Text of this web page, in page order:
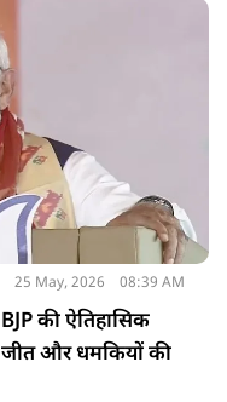
25 May, 2026 08:39 AM
की ऐतिहासिक
जीत और धमकियों की